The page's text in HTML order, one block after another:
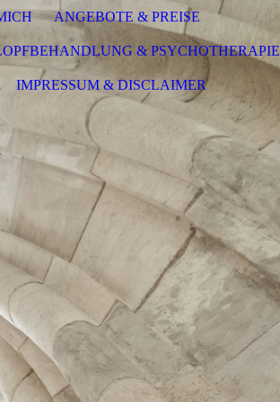
ANGEBOTE & PREISE
& PSYCHOTHERAPIE
IMPRESSUM & DISCLAIMER